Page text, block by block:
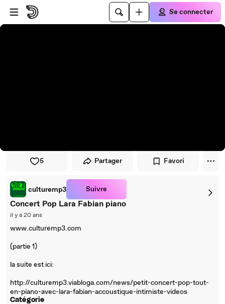
Passer au player
Passer au contenu principal
Se connecter
5 Partager Favori
culturemp3 Suivre
Concert Pop Lara Fabian piano
il y a 20 ans
www.culturemp3.com
(partie 1)
la suite est ici:
http://culturemp3.viabloga.com/news/petit-concert-pop-tout-
en-piano-avec-lara-fabian-accoustique-intimiste-videos
Catégorie